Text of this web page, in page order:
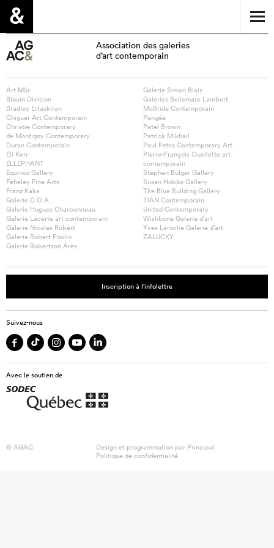
Association des galeries
d’art contemporain
Art Mûr
Blouin Division
Bradley Ertaskiran
Chiguer Art Contemporain
Christie Contemporary
de Montigny Contemporary
Duran Contemporain
Eli Kerr
ELLEPHANT
Equinox Gallery
Feheley Fine Arts
Franz Kaka
Galerie C.O.A
Galerie Hugues Charbonneau
Galerie Lacerte art contemporain
Galerie Nicolas Robert
Galerie Robert Poulin
Galerie Robertson Arès
Galerie Simon Blais
Galeries Bellemare Lambert
McBride Contemporain
Pangée
Patel Brown
Patrick Mikhail
Paul Petro Contemporary Art
Pierre-François Ouellette art
contemporain
Stephen Bulger Gallery
Susan Hobbs Gallery
The Blue Building Gallery
TIAN Contemporain
United Contemporary
Wishbone Galerie d’art
Yves Laroche Galerie d’art
ZALUCKY
Inscription à l’infolettre
Suivez-nous
Avec le soutien de
© AGAC Design et programmation par Principal
Politique de confidentialité